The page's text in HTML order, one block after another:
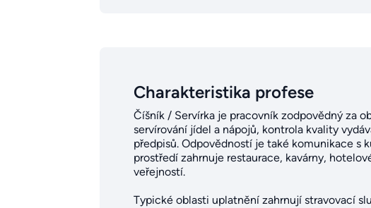
Charakteristika profese
Číšník / Servírka je pracovník zodpovědný za
servírování jídel a nápojů, kontrola kvality
předpisů. Odpovědností je také komunikace s
prostředí zahrnuje restaurace, kavárny,
veřejností.
Typické oblasti uplatnění zahrnují stravovací